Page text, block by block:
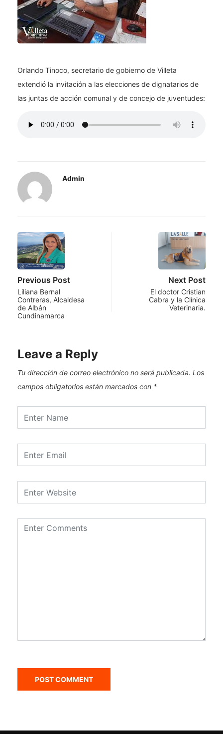
Orlando Tinoco, secretario de gobierno de Villeta
extendió la invitación a las elecciones de dignatarios de
las juntas de acción comunal y de concejo de juventudes:
Admin
Previous Post
Liliana Bernal
Contreras, Alcaldesa
de Albán
Cundinamarca
Next Post
El doctor Cristian
Cabra y la Clínica
Veterinaria.
Leave a Reply
Tu dirección de correo electrónico no será publicada. Los
campos obligatorios están marcados con *